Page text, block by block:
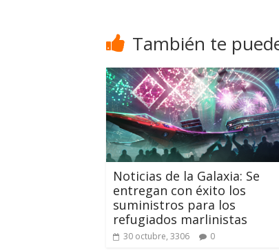
También te
Noticias de la Galaxia: Se
entregan con éxito los
suministros para los
refugiados marlinistas
30 octubre, 3306 0